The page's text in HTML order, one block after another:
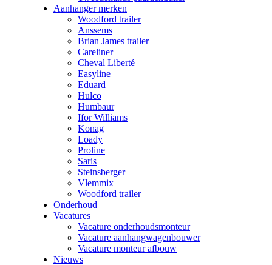
Aanhanger merken
Woodford trailer
Anssems
Brian James trailer
Careliner
Cheval Liberté
Easyline
Eduard
Hulco
Humbaur
Ifor Williams
Konag
Loady
Proline
Saris
Steinsberger
Vlemmix
Woodford trailer
Onderhoud
Vacatures
Vacature onderhoudsmonteur
Vacature aanhangwagenbouwer
Vacature monteur afbouw
Nieuws